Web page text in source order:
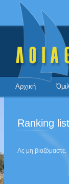
Αρχική
Ranking
Ας μη βιαζόμαστε.